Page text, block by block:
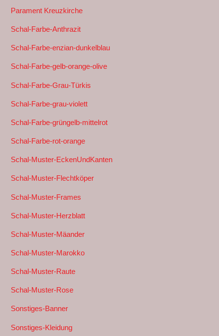
Parament Kreuzkirche
Schal-Farbe-Anthrazit
Schal-Farbe-enzian-dunkelblau
Schal-Farbe-gelb-orange-olive
Schal-Farbe-Grau-Türkis
Schal-Farbe-grau-violett
Schal-Farbe-grüngelb-mittelrot
Schal-Farbe-rot-orange
Schal-Muster-EckenUndKanten
Schal-Muster-Flechtköper
Schal-Muster-Frames
Schal-Muster-Herzblatt
Schal-Muster-Mäander
Schal-Muster-Marokko
Schal-Muster-Raute
Schal-Muster-Rose
Sonstiges-Banner
Sonstiges-Kleidung